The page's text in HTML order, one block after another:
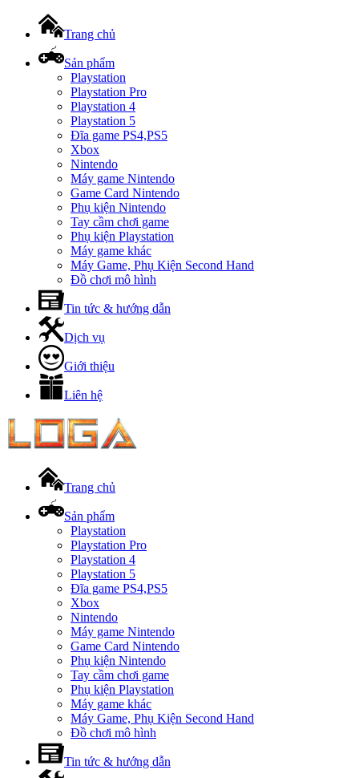
Trang chủ
Sản phẩm
Playstation
Playstation Pro
Playstation 4
Playstation 5
Đĩa game PS4,PS5
Xbox
Nintendo
Máy game Nintendo
Game Card Nintendo
Phụ kiện Nintendo
Tay cầm chơi game
Phụ kiện Playstation
Máy game khác
Máy Game, Phụ Kiện Second Hand
Đồ chơi mô hình
Tin tức & hướng dẫn
Dịch vụ
Giới thiệu
Liên hệ
Trang chủ
Sản phẩm
Playstation
Playstation Pro
Playstation 4
Playstation 5
Đĩa game PS4,PS5
Xbox
Nintendo
Máy game Nintendo
Game Card Nintendo
Phụ kiện Nintendo
Tay cầm chơi game
Phụ kiện Playstation
Máy game khác
Máy Game, Phụ Kiện Second Hand
Đồ chơi mô hình
Tin tức & hướng dẫn